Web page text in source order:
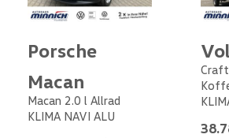
Porsche
Macan
Macan 2.0 l Allrad
KLIMA NAVI ALU